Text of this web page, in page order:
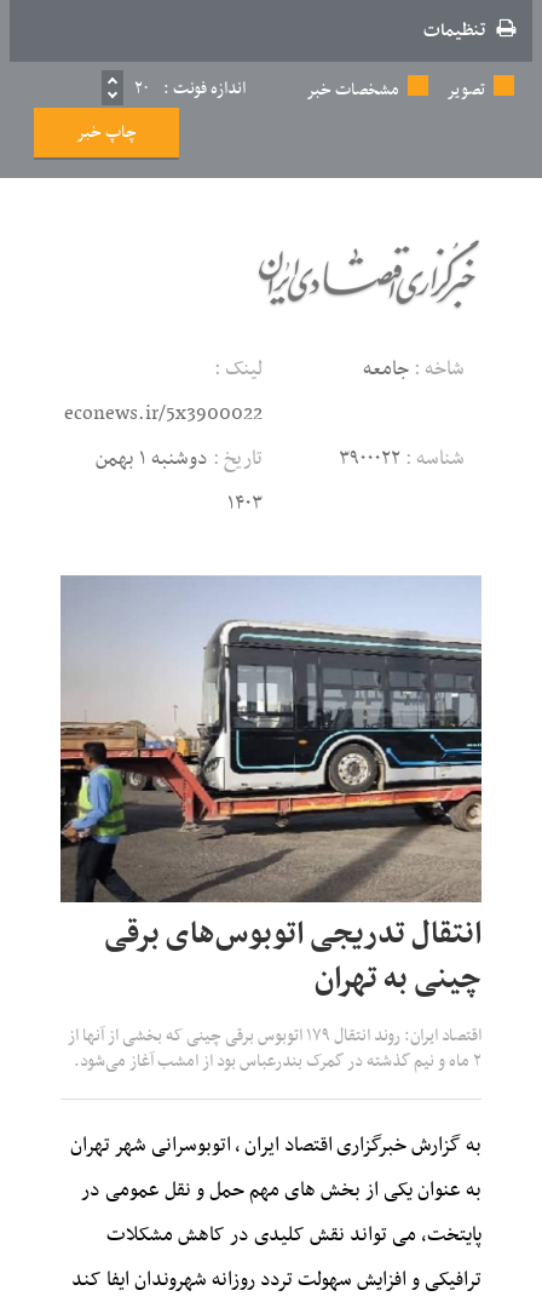
تنظیمات
تصویر
مشخصات خبر اندازه فونت : ۲۰
چاپ خبر
شاخه : جامعه
لینک :
econews.ir/5x3900022
شناسه : ۳۹۰۰۰۲۲ تاریخ :
دوشنبه ۱ بهمن
۱۴۰۳
انتقال تدریجی اتوبوس‌های برقی‌
چینی به تهران
اقتصاد ایران: روند انتقال ۱۷۹ اتوبوس برقی چینی که بخشی از آنها از
۲ ماه و نیم گذشته در گمرک بندرعباس بود از امشب آغاز می‌شود.
به گزارش خبرگزاریاقتصاد ایران،اتوبوسرانی شهر تهران
به عنوان یکی از بخش های مهم حمل و نقل عمومی در
پایتخت، می تواند نقش کلیدی در کاهش مشکلات
ترافیکی و افزایش سهولت تردد روزانه شهروندان ایفا کند